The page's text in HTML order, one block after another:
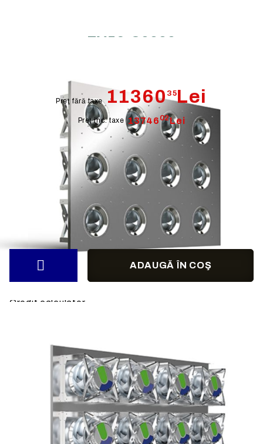
EV56-C0000
Preţ fără taxe 1136035Lei
Preţ inc. taxe 13746 02Lei
Disponibil cu precomandă.
Debit de aer: 8500
m3/h
Varianta motor:
EC motor
Putere motor:
1.30
kW
Tensiune alimentare:
380/480V- 50 Hz
Credit calculator
Extraction of information from credit institutions
Предоставената таблица е с информационна цел.
Добавете продукта в количката си с бутона "Добави
в количката" и при поръчка ще можете да изберете
броя вноски на кредита.
Acest tabel are caracter informativ. Adăugați produsul
în coșul de cumpărături unde veți putea selecta
detaliile cererii de creditare.